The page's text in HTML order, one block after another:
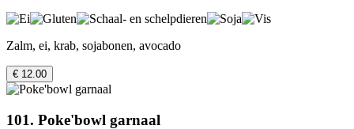
Zalm, ei, krab, sojabonen, avocado
€ 12.00
101. Poke'bowl garnaal